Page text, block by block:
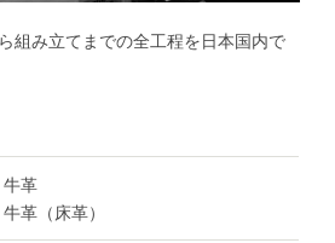
組み立てまでの全工程を日本国内で
革
革（床革）